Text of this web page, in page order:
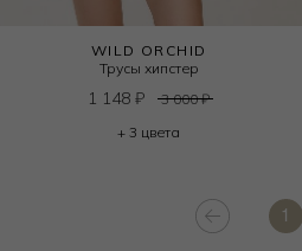
WILD ORCHID
Трусы хипстер
1 148₽ 3 000₽
+ 3 цвета
1